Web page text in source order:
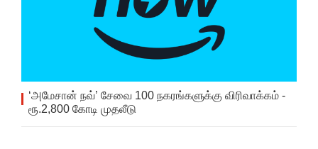
‘அமேசான் நவ்’ சேவை 100 நகரங்களுக்கு விரிவாக்கம் -
ரூ.2,800 கோடி முதலீடு